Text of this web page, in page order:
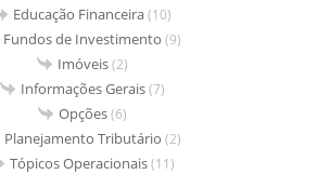
Educação Financeira(10)
Fundos de Investimento (9)
Imóveis(2)
Informações Gerais(7)
Opções(6)
Planejamento Tributário (2)
Tópicos Operacionais(11)